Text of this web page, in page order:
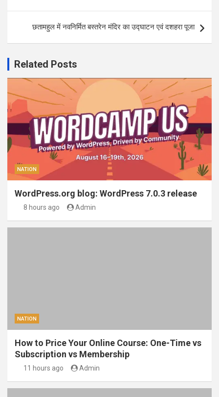
छतामहुल में नवनिर्मित बस्तरेन मंदिर का उद्घाटन एवं दशहरा पूजा
Related Posts
NATION
WordPress.org blog: WordPress 7.0.3 release
8 hours ago Admin
NATION
How to Price Your Online Course: One-Time vs
Subscription vs Membership
11 hours ago Admin